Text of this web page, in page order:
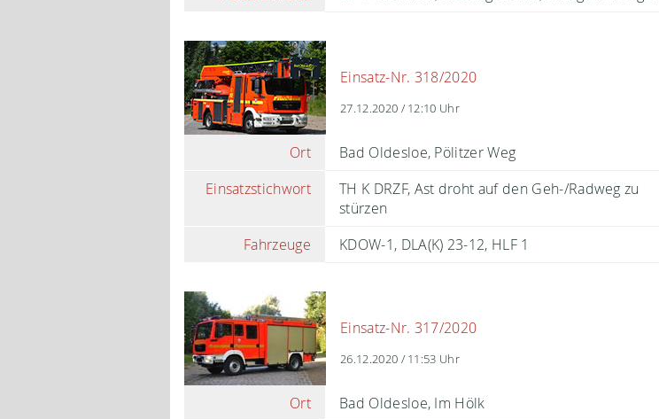
Einsatz-Nr. 318/2020
27.12.2020 / 12:10 Uhr
Ort
Bad Oldesloe, Pölitzer Weg
Einsatzstichwort
TH K DRZF, Ast droht auf den Geh-/Radweg zu
stürzen
Fahrzeuge
KDOW-1 DLA(K) 23-12 HLF 1
Einsatz-Nr. 317/2020
26.12.2020 / 11:53 Uhr
Ort
Bad Oldesloe, Im Hölk